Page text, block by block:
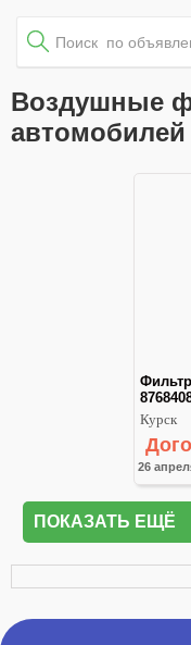
Воздушные
автомобилей
26
Курск
ПОКАЗАТЬ ЕЩЁ